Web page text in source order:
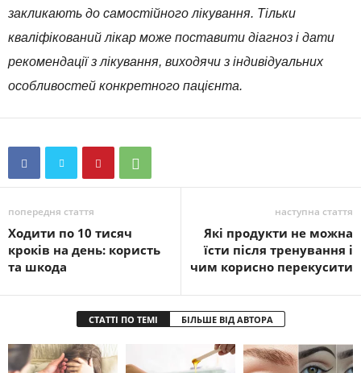
закликають до самостійного лікування. Тільки
кваліфікований лікар може поставити діагноз і дати
рекомендації з лікування, виходячи з індивідуальних
особливостей конкретного пацієнта.
попередня стаття
Ходити по 10 тисяч
кроків на день: користь
та шкода
наступна стаття
Які продукти не можна
їсти після тренування і
чим корисно перекусити
СТАТТІ ПО ТЕМІ БІЛЬШЕ ВІД АВТОРА